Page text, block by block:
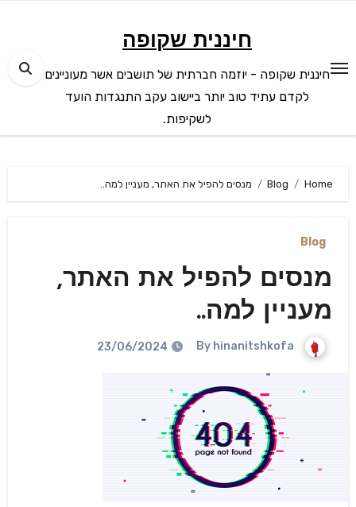
חיננית שקופה
חיננית שקופה - יוזמה חברתית של תושבים אשר מעוניינים
לקדם עתיד טוב יותר ביישוב עקב התנגדות הועד
לשקיפות.
Home
Blog מנסים להפיל את האתר, מעניין למה..
Blog
מנסים להפיל את האתר,
מעניין למה..
hinanitshkofa
23/06/2024